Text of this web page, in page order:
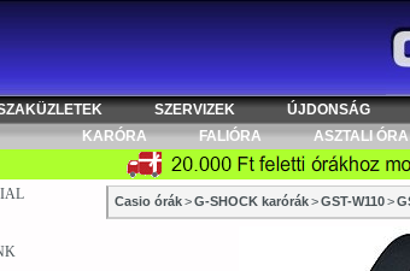
SZERVIZEK ÚJDONSÁG
KARÓRA
FALIÓRA ASZTALI ÓRA
Casio órák > G-SHOCK karórák > GST-W110 >